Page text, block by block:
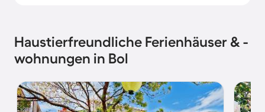
Haustierfreundliche Ferienhäuser & -
wohnungen in Bol